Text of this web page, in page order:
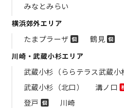
みなとみらい
横浜郊外エリア
たまプラーザ 個 鶴見 個
川崎・武蔵小杉エリア
武蔵小杉（ららテラス武蔵小
武蔵小杉（北口）
溝ノ口
登戸 個 川崎